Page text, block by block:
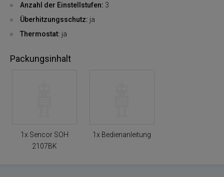
Anzahl der Einstellstufen: 3
Überhitzungsschutz: ja
Thermostat: ja
Packungsinhalt
1x Sencor SOH
2107BK
1x Bedienanleitung